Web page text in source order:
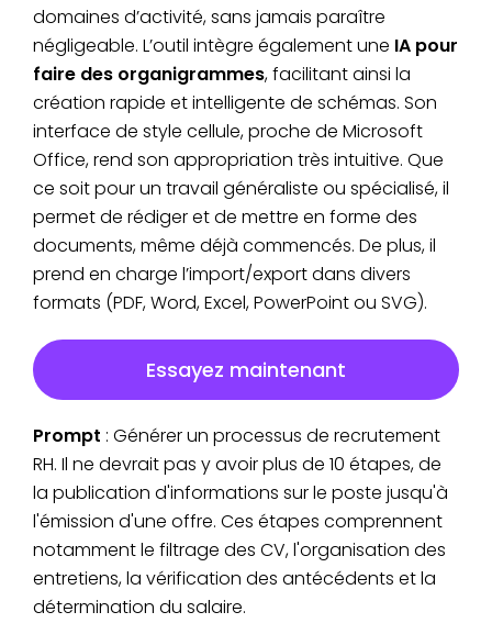
domaines d’activité, sans jamais paraître
négligeable. L’outil intègre également une IA pour
faire des organigrammes, facilitant ainsi la
création rapide et intelligente de schémas. Son
interface de style cellule, proche de Microsoft
Office, rend son appropriation très intuitive. Que
ce soit pour un travail généraliste ou spécialisé, il
permet de rédiger et de mettre en forme des
documents, même déjà commencés. De plus, il
prend en charge l’import/export dans divers
formats (PDF, Word, Excel, PowerPoint ou SVG).
Essayez maintenant
Prompt : Générer un processus de recrutement
RH. Il ne devrait pas y avoir plus de 10 étapes, de
la publication d'informations sur le poste jusqu'à
l'émission d'une offre. Ces étapes comprennent
notamment le filtrage des CV, l'organisation des
entretiens, la vérification des antécédents et la
détermination du salaire.